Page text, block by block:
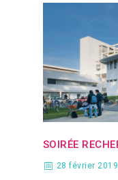
SOIRÉE
28 février 2019